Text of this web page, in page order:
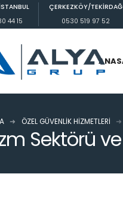
44 15
ÇERKEZKÖY/TEKİRDAĞ
0530 519 97 52
ÖZEL GÜVENLIK HIZMETLERI
Sektörü